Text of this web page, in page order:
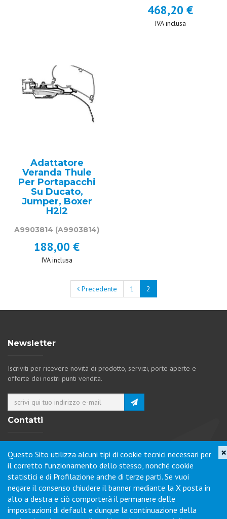
468,20 €
IVA inclusa
Adattatore
Veranda Thule
Per Portapacchi
Su Ducato,
Jumper, Boxer
H2l2
A9903814 (A9903814)
188,00 €
IVA inclusa
Precedente 1 2
Newsletter
Iscriviti per ricevere novità di prodotto, servizi, porte aperte e
offerte dei nostri punti vendita.
Contatti
Italy
Tel.+39 0577-6501Fax+39 0577-650216
Commenti / Richieste
Questo Sito utilizza alcuni tipi di cookie tecnici necessari per
il corretto funzionamento dello stesso, nonché cookie
statistici e di Profilazione anche di terze parti. Se vuoi
negare il consenso chiudere il banner mediante la X posta in
alto a destra e ciò comporterà il permanere delle
impostazioni di default e dunque la continuazione della
×